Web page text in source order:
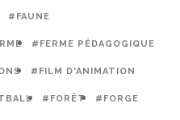
#FAUNE
#FERME PÉDAGOGIQUE
#FILM D'ANIMATION
#FORÊT #FORGE